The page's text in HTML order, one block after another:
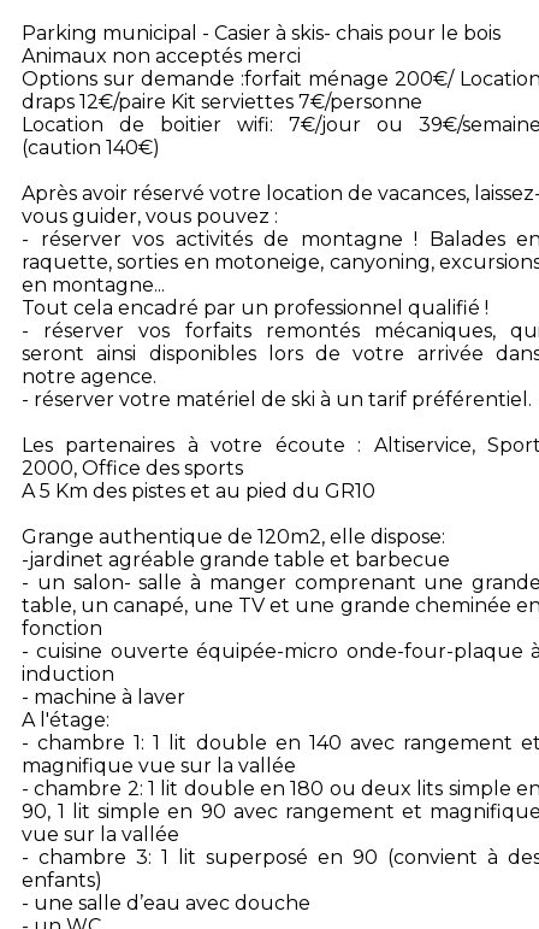
Parking municipal - Casier à skis- chais pour le bois
Animaux non acceptés merci
Options sur demande :forfait ménage 200€/
draps 12€/paire Kit serviettes 7€/personne
Location de boitier wifi: 7€/jour ou 39€/
(caution 140€)
Après avoir réservé votre location de vacances,
vous guider, vous pouvez :
- réserver vos activités de montagne ! Balades
raquette, sorties en motoneige, canyoning,
en montagne...
Tout cela encadré par un professionnel qualifié !
- réserver vos forfaits remontés mécaniques,
seront ainsi disponibles lors de votre arrivée
notre agence.
- réserver votre matériel de ski à un tarif préférentiel.
Les partenaires à votre écoute : Altiservice,
2000, Office des sports
A 5 Km des pistes et au pied du GR10
Grange authentique de 120m2, elle dispose:
-jardinet agréable grande table et barbecue
- un salon- salle à manger comprenant une
table, un canapé, une TV et une grande cheminée
fonction
- cuisine ouverte équipée-micro onde-four-plaque
induction
- machine à laver
A l'étage:
- chambre 1: 1 lit double en 140 avec rangement
magnifique vue sur la vallée
- chambre 2: 1 lit double en 180 ou deux lits simple
90, 1 lit simple en 90 avec rangement et
vue sur la vallée
- chambre 3: 1 lit superposé en 90 (convient à
enfants)
- une salle d’eau avec douche